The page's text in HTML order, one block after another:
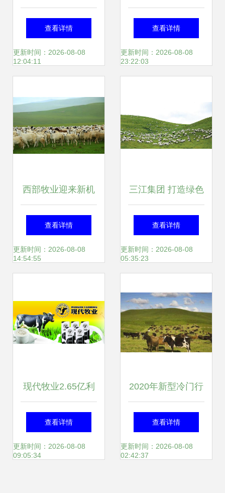
换战略再次出发 牧
业深耕铸就新篇
查看详情
更新时间：2026-08-08
12:04:11
化奶牛养殖示范牧
场 智慧牧场系统开
查看详情
更新时间：2026-08-08
23:22:03
西部牧业迎来新机
遇 娃哈哈、旺旺落
地石河子，共筑乳
查看详情
更新时间：2026-08-08
14:54:55
三江集团 打造绿色
有机农牧业示范企
业的使命与实践
查看详情
更新时间：2026-08-08
05:35:23
现代牧业2.65亿利
润蒸发 奶业寒冬下
的行业突围之路
查看详情
更新时间：2026-08-08
09:05:34
2020年新型冷门行
业 牧业的崛起与机
遇
查看详情
更新时间：2026-08-08
02:42:37